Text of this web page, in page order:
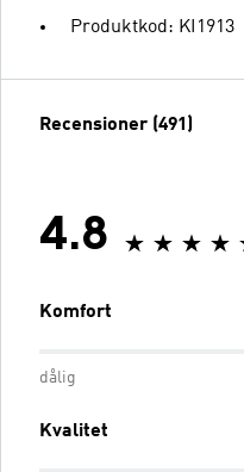
Produktkod: KI1913
Recensioner (491)
4.8
Komfort
dålig
Kvalitet